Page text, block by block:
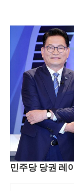
민주당 당권 레